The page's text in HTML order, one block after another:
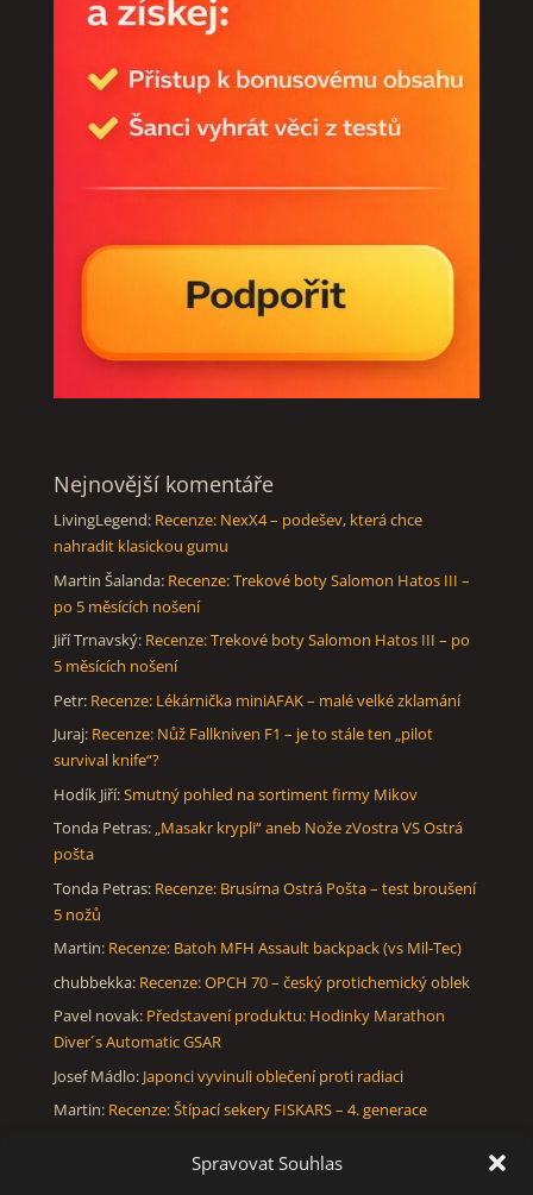
Spravovat Souhlas
Nejnovější komentáře
LivingLegend: Recenze: NexX4 – podešev, která chce
nahradit klasickou gumu
Martin Šalanda: Recenze: Trekové boty Salomon Hatos III –
po 5 měsících nošení
Jiří Trnavský: Recenze: Trekové boty Salomon Hatos III – po
5 měsících nošení
Petr: Recenze: Lékárnička miniAFAK – malé velké zklamání
Juraj: Recenze: Nůž Fallkniven F1 – je to stále ten „pilot
survival knife“?
Hodík Jiří:Smutný pohled na sortiment firmy Mikov
Tonda Petras: „Masakr krypli“ aneb Nože zVostra VS Ostrá
pošta
Tonda Petras: Recenze: Brusírna Ostrá Pošta – test broušení
5 nožů
Martin: Recenze: Batoh MFH Assault backpack (vs Mil-Tec)
chubbekka: Recenze: OPCH 70 – český protichemický oblek
Pavel novak: Představení produktu: Hodinky Marathon
Diver´s Automatic GSAR
Josef Mádlo: Japonci vyvinuli oblečení proti radiaci
Martin: Recenze: Štípací sekery FISKARS – 4. generace